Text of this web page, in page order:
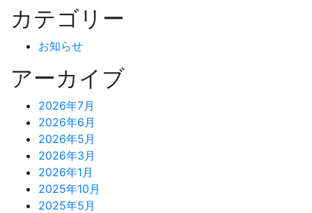
カテゴリー
お知らせ
アーカイブ
2026年7月
2026年6月
2026年5月
2026年3月
2026年1月
2025年10月
2025年5月